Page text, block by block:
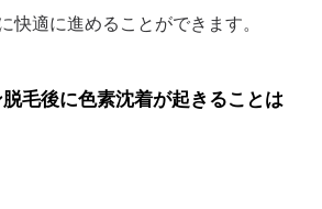
快適に進めることができます。
毛後に色素沈着が起きることは